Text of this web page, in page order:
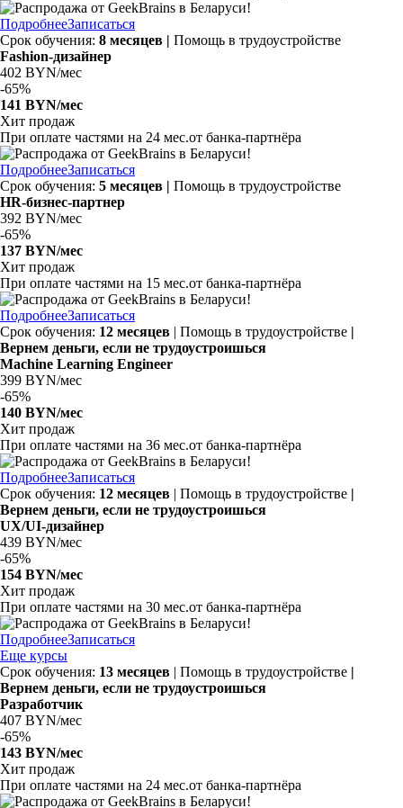
ПодробнееЗаписаться
Срок обучения: 8 месяцев | Помощь в трудоустройстве
Fashion-дизайнер
402 BYN/мес
-65%
141 BYN/мес
Хит продаж
При оплате частями на 24 мес.от банка-партнёра
ПодробнееЗаписаться
Срок обучения: 5 месяцев | Помощь в трудоустройстве
HR-бизнес-партнер
392 BYN/мес
-65%
137 BYN/мес
Хит продаж
При оплате частями на 15 мес.от банка-партнёра
ПодробнееЗаписаться
Срок обучения: 12 месяцев | Помощь в трудоустройстве |
Вернем деньги, если не трудоустроишься
Machine Learning Engineer
399 BYN/мес
-65%
140 BYN/мес
Хит продаж
При оплате частями на 36 мес.от банка-партнёра
ПодробнееЗаписаться
Срок обучения: 12 месяцев | Помощь в трудоустройстве |
Вернем деньги, если не трудоустроишься
UX/UI-дизайнер
439 BYN/мес
-65%
154 BYN/мес
Хит продаж
При оплате частями на 30 мес.от банка-партнёра
ПодробнееЗаписаться
Еще курсы
Срок обучения: 13 месяцев | Помощь в трудоустройстве |
Вернем деньги, если не трудоустроишься
Разработчик
407 BYN/мес
-65%
143 BYN/мес
Хит продаж
При оплате частями на 24 мес.от банка-партнёра